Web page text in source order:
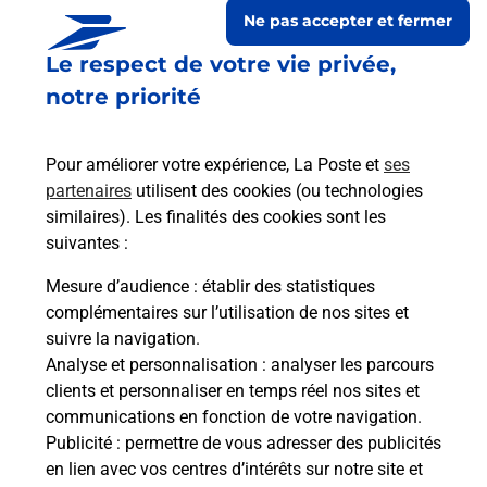
Le respect de votre vie privée,
notre priorité
Pour améliorer votre expérience, La Poste et ses
partenaires utilisent des cookies (ou technologies
similaires). Les finalités des cookies sont les
suivantes :
Mesure d’audience : établir des statistiques
complémentaires sur l’utilisation de nos sites et
suivre la navigation.
Analyse et personnalisation : analyser les parcours
clients et personnaliser en temps réel nos sites et
communications en fonction de votre navigation.
Publicité : permettre de vous adresser des publicités
en lien avec vos centres d’intérêts sur notre site et
Ne pas accepter et fermer
Prochaine collecte du courrierlundià 09h00
Route De L Eglise
65230 Betbeze
Itinéraire
Le lien s'ouvre dans un nouvel onglet